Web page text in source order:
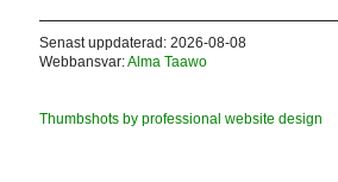
Senast uppdaterad: 2026-08-08
Webbansvar:Alma Taawo
Thumbshots by professional website design